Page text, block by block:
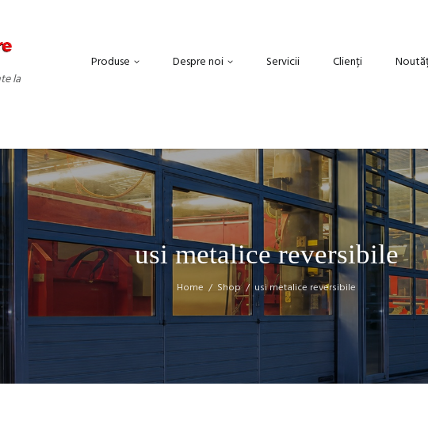
la
Produse Despre noi Servicii Clienți
usi metalice reversibile
Home Shop usi metalice reversibile